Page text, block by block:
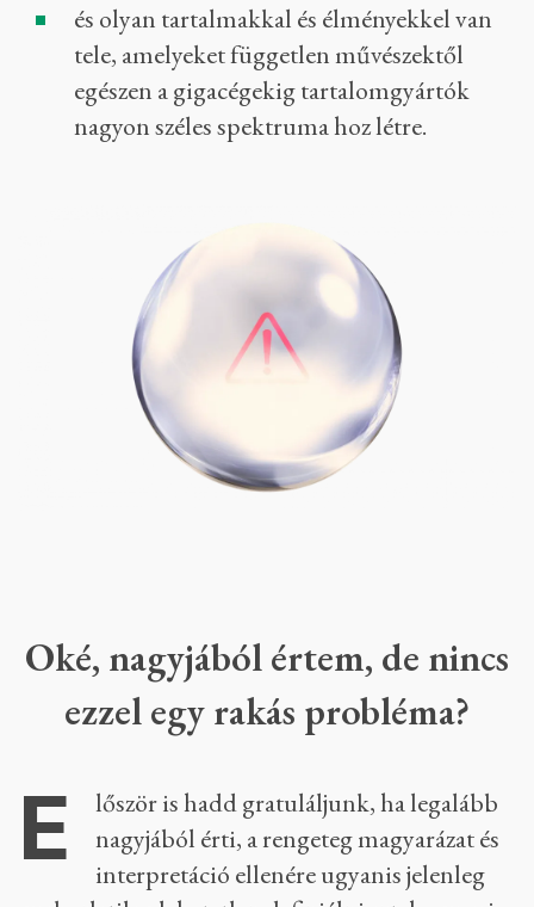
és olyan tartalmakkal és élményekkel van
tele, amelyeket független művészektől
egészen a gigacégekig tartalomgyártók
nagyon széles spektruma hoz létre.
Oké, nagyjából értem, de nincs
ezzel egy rakás probléma?
E
lőször is hadd gratuláljunk, ha legalább
nagyjából érti, a rengeteg magyarázat és
interpretáció ellenére ugyanis jelenleg